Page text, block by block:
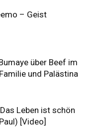
– Geist
über Beef im
und Palästina
Leben ist schön
[Video]